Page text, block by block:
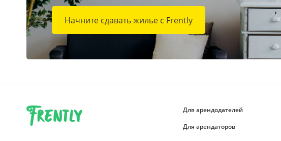
Начните сдавать жилье с Frently
Для арендодателей
Для арендаторов